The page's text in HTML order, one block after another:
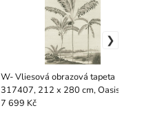
W- Vliesová obrazová tapeta
317407, 212 x 280 cm, Oasis,
Eijffinger (4 x 53 cm x 280 cm)
7 699 Kč